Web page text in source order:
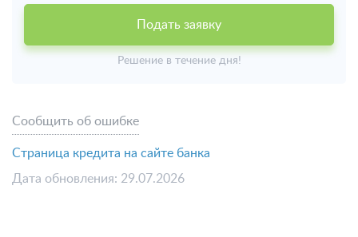
Подать заявку
Решение в течение дня!
Сообщить об ошибке
Страница кредита на сайте банка
Дата обновления: 29.07.2026